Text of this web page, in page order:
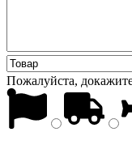
Пожалуйста,